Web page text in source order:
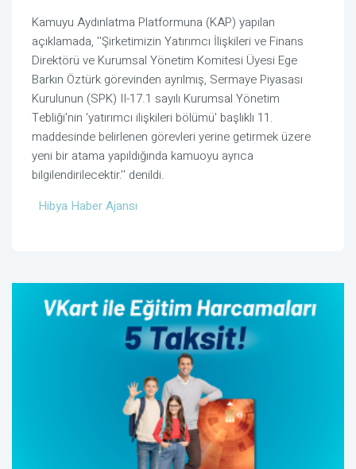
Kamuyu Aydınlatma Platformuna (KAP) yapılan
açıklamada, ''Şirketimizin Yatırımcı İlişkileri ve Finans
Direktörü ve Kurumsal Yönetim Komitesi Üyesi Ege
Barkın Öztürk görevinden ayrılmış, Sermaye Piyasası
Kurulunun (SPK) II-17.1 sayılı Kurumsal Yönetim
Tebliği'nin 'yatırımcı ilişkileri bölümü' başlıklı 11.
maddesinde belirlenen görevleri yerine getirmek üzere
yeni bir atama yapıldığında kamuoyu ayrıca
bilgilendirilecektir.'' denildi.
Hibya Haber Ajansı